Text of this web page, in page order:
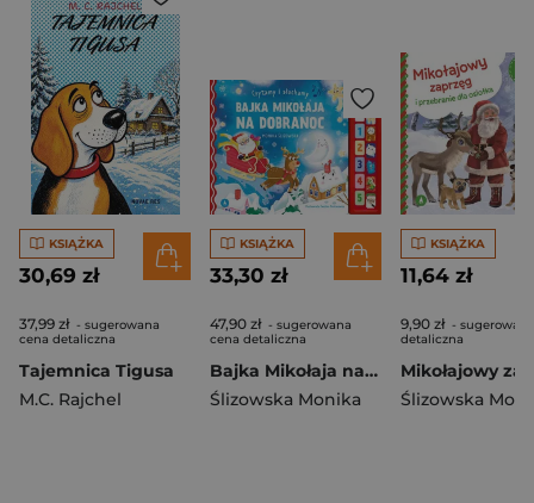
KSIĄŻKA
30,69 zł
37,99 zł - sugerowana
cena detaliczna
Tajemnica Tigusa
M.C. Rajchel
KSIĄŻKA
33,30 zł
47,90 zł - sugerowana
cena detaliczna
Bajka Mikołaja na dobranoc. Czytamy i słuchamy
Ślizowska Monika
KSIĄŻKA
11,64 zł
9,90 zł -
detaliczna
Ślizowska